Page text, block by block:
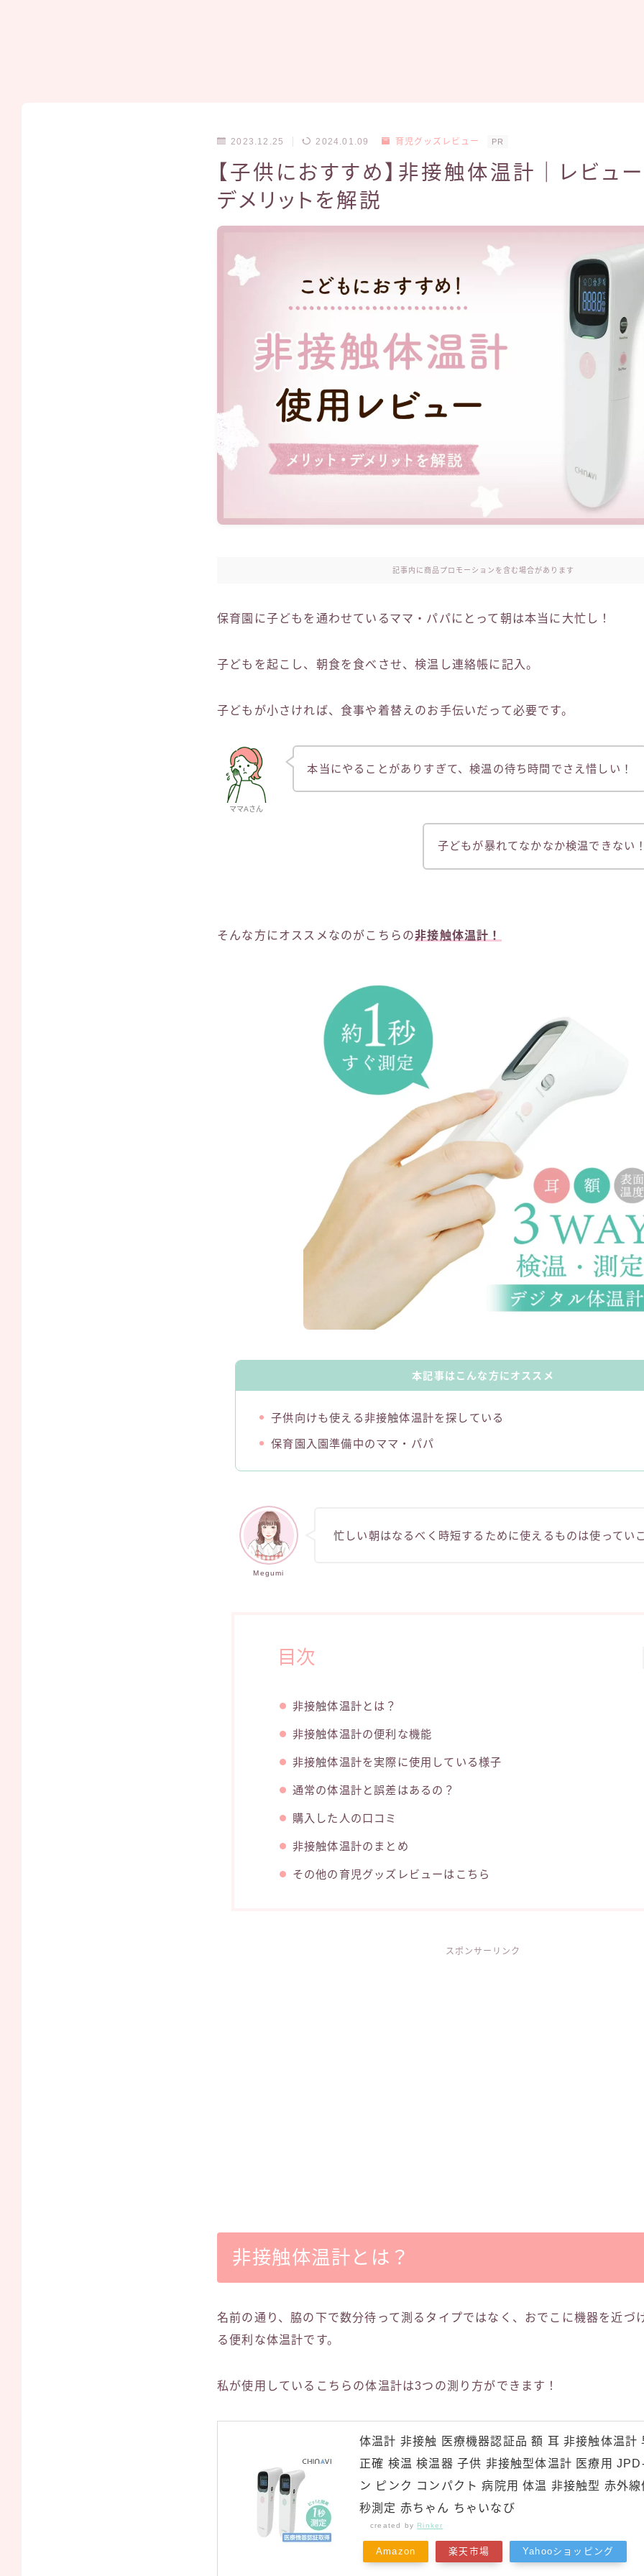
2023.12.25 2024.01.09 育児グッズレビュー PR
【子供におすすめ】非接触体温計｜レビュー
デメリットを解説
記事内に商品プロモーションを含む場合があります
保育園に子どもを通わせているママ・パパにとって朝は本当に大忙し！
子どもを起こし、朝食を食べさせ、検温し連絡帳に記入。
子どもが小さければ、食事や着替えのお手伝いだって必要です。
ママAさん
本当にやることがありすぎて、検温の待ち時間でさえ惜しい！
子どもが暴れてなかなか検温できない
そんな方にオススメなのがこちらの非接触体温計！
本記事はこんな方にオススメ
子供向けも使える非接触体温計を探している
保育園入園準備中のママ・パパ
Megumi
忙しい朝はなるべく時短するために使えるものは使ってい
目次
非接触体温計とは？
非接触体温計の便利な機能
非接触体温計を実際に使用している様子
通常の体温計と誤差はあるの？
購入した人の口コミ
非接触体温計のまとめ
その他の育児グッズレビューはこちら
スポンサーリンク
非接触体温計とは？
名前の通り、脇の下で数分待って測るタイプではなく、おでこに機器を近づ
る便利な体温計です。
私が使用しているこちらの体温計は3つの測り方ができます！
体温計 非接触 医療機器認証品 額 耳 非接触体温計
正確 検温 検温器 子供 非接触型体温計 医療用
ン ピンク コンパクト 病院用 体温 非接触型 赤外
秒測定 赤ちゃん ちゃいなび
created by Rinker
Amazon 楽天市場 Yahooショッピング